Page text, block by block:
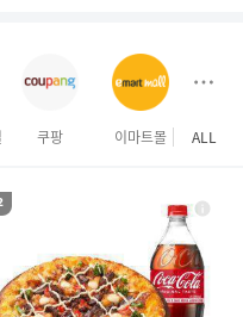
애니메이션 키캡
18 k2 남성 조끼
기계
ALL
쿠팡 이마트몰 하프